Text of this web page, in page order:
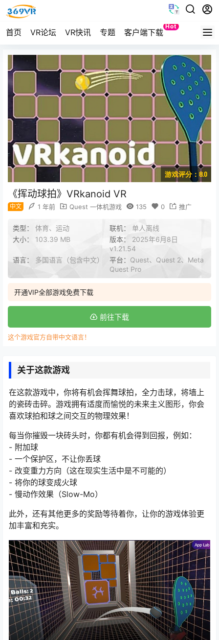
首页 VR论坛 VR快讯 专题 客户端下载
Hot
Quest
游戏评分：8.0
《挥动球拍》VRkanoid VR
中文 1 年前 Quest 一体机游戏 135 0 推广
类型： 体育、运动 联机： 单人离线
大小： 103.39 MB 版本： 2025年6月8日
v1.21.54
语言： 多国语言（包含中文） 平台： Quest、Quest 2、Meta
Quest Pro
开通VIP全部游戏免费下载
前往下载
这个游戏官方自带中文语言！
关于这款游戏
在这款游戏中，你将有机会挥舞球拍，全力击球，将墙上
的瓷砖击碎。游戏拥有适度而愉悦的未来主义图形，你会
喜欢球拍和球之间交互的物理效果！
每当你摧毁一块砖头时，你都有机会得到回报，例如：
- 附加球
- 一个保护区，不让你丢球
- 改变重力方向（这在现实生活中是不可能的）
- 将你的球变成火球
- 慢动作效果（Slow-Mo）
此外，还有其他更多的奖励等待着你，让你的游戏体验更
加丰富和充实。